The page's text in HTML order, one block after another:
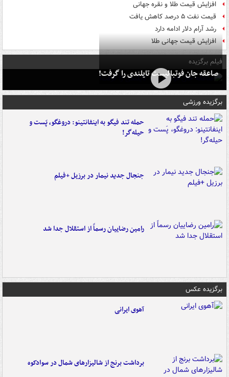
افزایش قیمت طلا و نقره جهانی
قیمت نفت ۵ درصد کاهش یافت
رشد آرام دلار ادامه دارد
افزایش قیمت جهانی طلا
فیلم برگزیده
صاعقه جان فوتبالیست تایلندی را گرفت!
برگزیده ورزشی
حمله تند فیگو به اینفانتینو: دروغگو، پَست‌ و
حیله‌گر!
جنجال جدید نیمار در برزیل +فیلم
رامین رضاییان رسماً از استقلال جدا شد
برگزیده عکس
آهوی ایرانی
برداشت برنج از شالیزارهای شمال در سوادکوه